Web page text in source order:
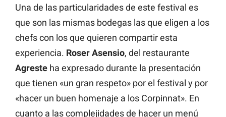
Una de las particularidades de este festival es
que son las mismas bodegas las que eligen a los
chefs con los que quieren compartir esta
experiencia. Roser Asensio, del restaurante
Agreste ha expresado durante la presentación
que tienen «un gran respeto» por el festival y por
«hacer un buen homenaje a los Corpinnat». En
cuanto a las complejidades de hacer un menú